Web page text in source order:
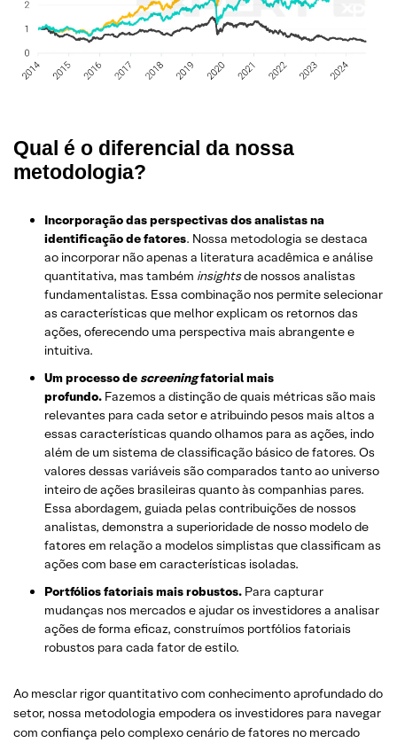
Qual é o diferencial da nossa
metodologia?
Incorporação das perspectivas dos analistas na
identificação de fatores. Nossa metodologia se destaca
ao incorporar não apenas a literatura acadêmica e análise
quantitativa, mas também insightsde nossos analistas
fundamentalistas. Essa combinação nos permite selecionar
as características que melhor explicam os retornos das
ações, oferecendo uma perspectiva mais abrangente e
intuitiva.
Um processo de screeningfatorial mais
profundo. Fazemos a distinção de quais métricas são mais
relevantes para cada setor e atribuindo pesos mais altos a
essas características quando olhamos para as ações, indo
além de um sistema de classificação básico de fatores. Os
valores dessas variáveis são comparados tanto ao universo
inteiro de ações brasileiras quanto às companhias pares.
Essa abordagem, guiada pelas contribuições de nossos
analistas, demonstra a superioridade de nosso modelo de
fatores em relação a modelos simplistas que classificam as
ações com base em características isoladas.
Portfólios fatoriais mais robustos. Para capturar
mudanças nos mercados e ajudar os investidores a analisar
ações de forma eficaz, construímos portfólios fatoriais
robustos para cada fator de estilo.
Ao mesclar rigor quantitativo com conhecimento aprofundado do
setor, nossa metodologia empodera os investidores para navegar
com confiança pelo complexo cenário de fatores no mercado